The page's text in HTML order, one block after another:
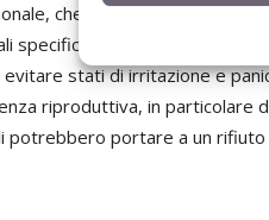
che dovrà essere in
specifiche, saper trattare il
evitare stati di irritazione e
riproduttiva, in particolare
portare a un rifiuto